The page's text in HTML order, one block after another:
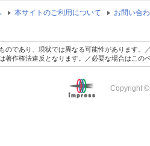
本サイトのご利用について
お問い合
のであり、現状では異なる可能性があります
著作権法違反となります。／必要な場合はこ
Copyright